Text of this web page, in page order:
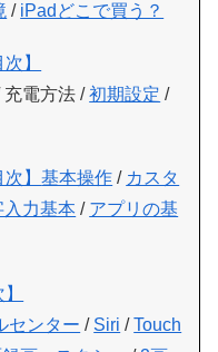
/ iPadどこで買う？
次】
充電方法 /初期設定 /
次】基本操作 / カスタ
入力基本 / アプリの基
センター / Siri /Touch